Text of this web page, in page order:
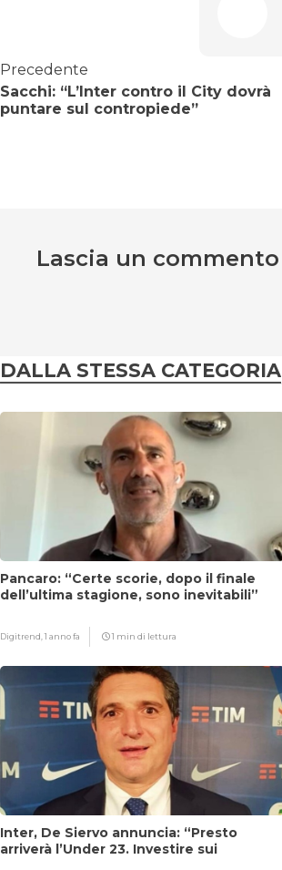
Precedente
Sacchi: “L’Inter contro il City dovrà
puntare sul contropiede”
Lascia un commento
DALLA STESSA CATEGORIA
Pancaro: “Certe scorie, dopo il finale
dell’ultima stagione, sono inevitabili”
Digitrend,1 anno fa 1 min di lettura
Inter, De Siervo annuncia: “Presto
arriverà l’Under 23. Investire sui